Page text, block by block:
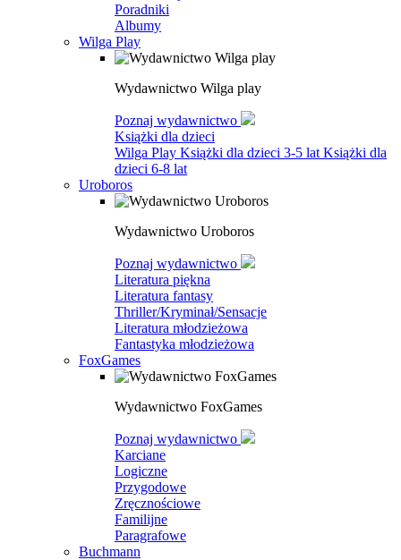
Poradniki
Albumy
Wilga Play
Wydawnictwo Wilga play
Poznaj wydawnictwo
Książki dla dzieci
Wilga Play Książki dla dzieci 3-5 lat Książki dla
dzieci 6-8 lat
Uroboros
Wydawnictwo Uroboros
Poznaj wydawnictwo
Literatura piękna
Literatura fantasy
Thriller/Kryminał/Sensacje
Literatura młodzieżowa
Fantastyka młodzieżowa
FoxGames
Wydawnictwo FoxGames
Poznaj wydawnictwo
Karciane
Logiczne
Przygodowe
Zręcznościowe
Familijne
Paragrafowe
Buchmann